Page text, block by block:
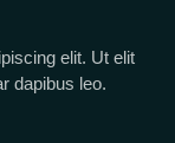
elit. Ut elit
dapibus leo.